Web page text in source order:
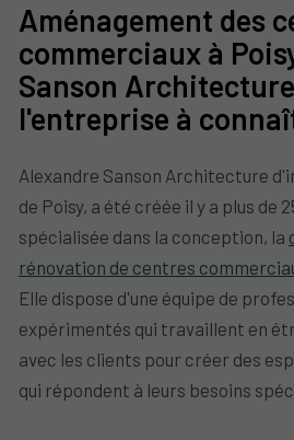
Aménagement des
commerciaux à
Sanson
l'entreprise à
Alexandre Sanson Architecture
de Poisy, a été créée il y a plus de
spécialisée dans la conception, la
rénovation de centres
Elle dispose d'une équipe de
expérimentés qui travaillent en
avec les clients pour créer des
qui répondent à leurs besoins